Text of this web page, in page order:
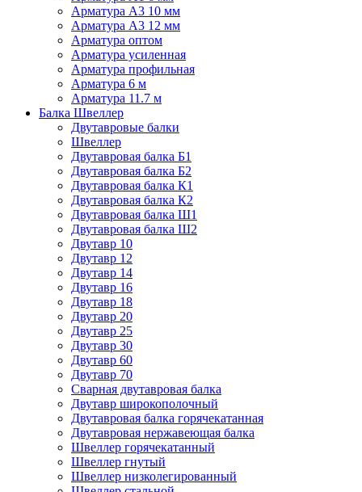
Арматура А3 10 мм
Арматура А3 12 мм
Арматура оптом
Арматура усиленная
Арматура профильная
Арматура 6 м
Арматура 11.7 м
Балка Швеллер
Двутавровые балки
Швеллер
Двутавровая балка Б1
Двутавровая балка Б2
Двутавровая балка К1
Двутавровая балка К2
Двутавровая балка Ш1
Двутавровая балка Ш2
Двутавр 10
Двутавр 12
Двутавр 14
Двутавр 16
Двутавр 18
Двутавр 20
Двутавр 25
Двутавр 30
Двутавр 60
Двутавр 70
Сварная двутавровая балка
Двутавр широкополочный
Двутавровая балка горячекатанная
Двутавровая нержавеющая балка
Швеллер горячекатанный
Швеллер гнутый
Швеллер низколегированный